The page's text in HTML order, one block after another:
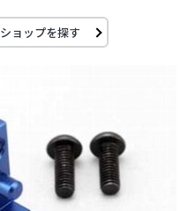
ショップを探す